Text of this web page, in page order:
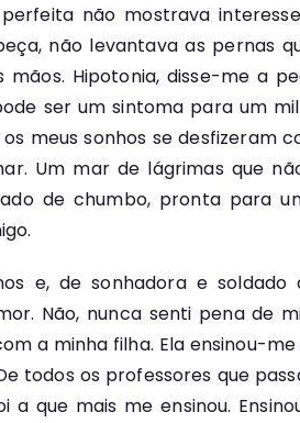
não mostrava
não levantava as pernas
mãos. Hipotonia, disse-me a
ser um sintoma para um
meus sonhos se desfizeram
Um mar de lágrimas que
de chumbo, pronta para
e, de sonhadora e soldado
Não, nunca senti pena de
a minha filha. Ela ensinou-me
todos os professores que
a que mais me ensinou.